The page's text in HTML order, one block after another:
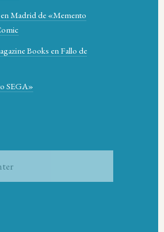
Madrid de «Memento
Books en Fallo de
SEGA»